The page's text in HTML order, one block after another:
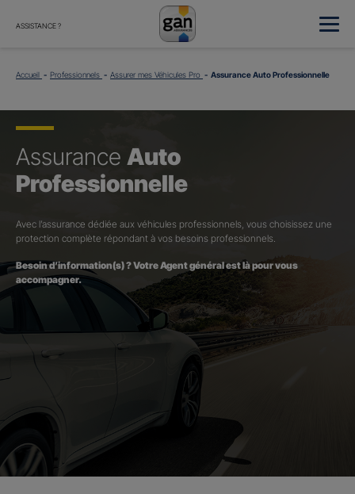
ASSISTANCE ?
Accueil Professionnels Assurer mes Véhicules Pro Assurance Auto Professionnelle
Assurance Auto
Professionnelle
Avec l’assurance dédiée aux véhicules professionnels, vous choisissez une
protection complète répondant à vos besoins professionnels.
Besoin d’information(s) ? Votre Agent général est là pour vous
accompagner.